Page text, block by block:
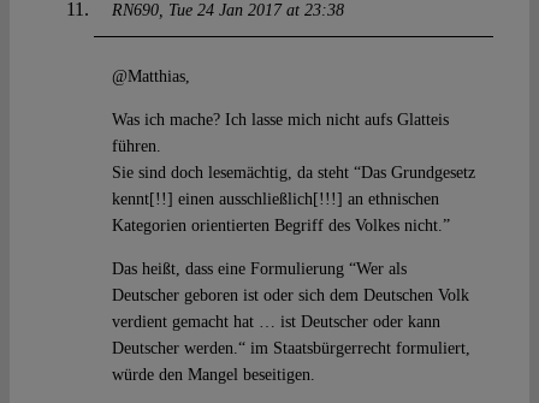
RN690 Tue 24 Jan 2017 at 23:38
@Matthias,
Was ich mache? Ich lasse mich nicht aufs Glatteis
führen.
Sie sind doch lesemächtig, da steht “Das Grundgesetz
kennt[!!] einen ausschließlich[!!!] an ethnischen
Kategorien orientierten Begriff des Volkes nicht.”
Das heißt, dass eine Formulierung “Wer als
Deutscher geboren ist oder sich dem Deutschen Volk
verdient gemacht hat … ist Deutscher oder kann
Deutscher werden.“ im Staatsbürgerrecht formuliert,
würde den Mangel beseitigen.